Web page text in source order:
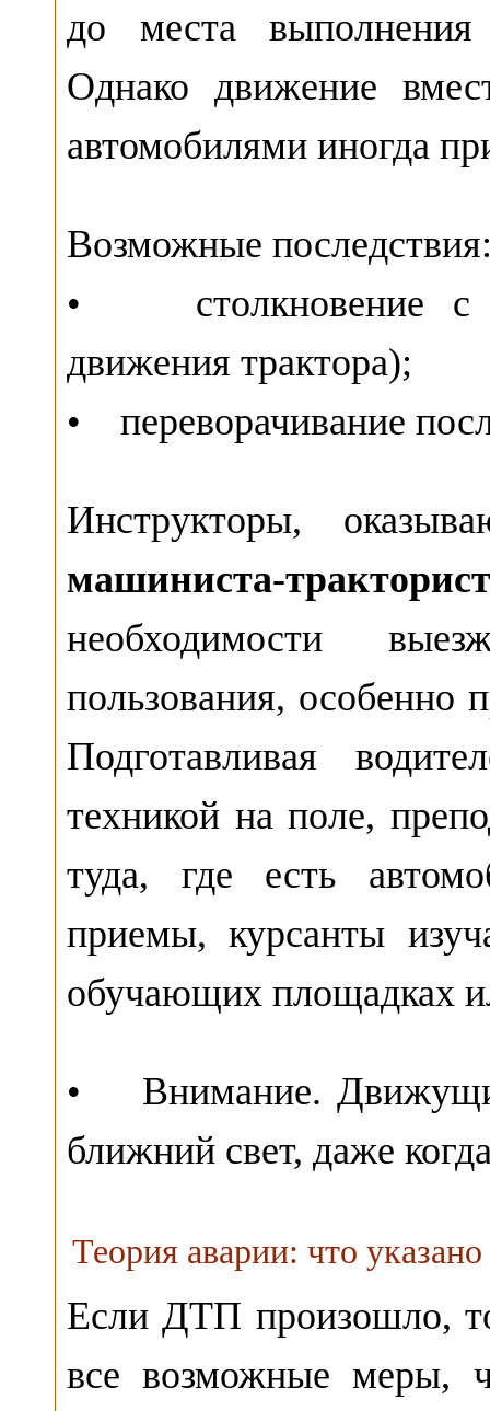
до места выполнения
Однако движение
автомобилями иногда
Возможные
• столкновение с
движения трактора);
• переворачивание
Инструкторы,
машиниста-
необходимости
пользования, особенно
Подготавливая
техникой на поле,
туда, где есть
приемы, курсанты
обучающих площадках
• Внимание.
ближний свет, даже
Теория аварии: что
Если ДТП произошло,
все возможные меры,